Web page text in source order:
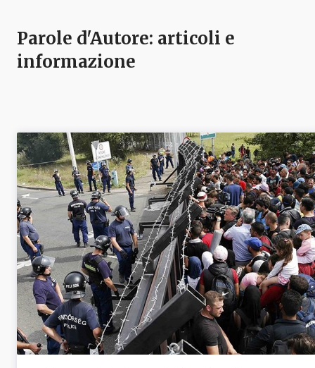
Parole d'Autore: articoli e
informazione